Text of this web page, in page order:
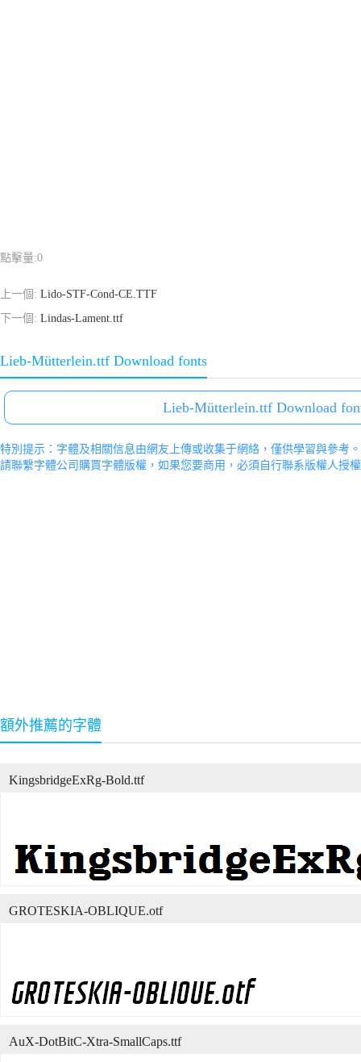
點擊量:0
上一個: Lido-STF-Cond-CE.TTF
下一個: Lindas-Lament.ttf
Lieb-Mütterlein.ttf Download fonts
Lieb-Mütterlein.ttf Download
特別提示：字體及相關信息由網友上傳或收集于網絡，僅供學習與參考
請聯繫字體公司購買字體版權，如果您要商用，必須自行聯系版權人授
額外推薦的字體
KingsbridgeExRg-Bold.ttf
GROTESKIA-OBLIQUE.otf
AuX-DotBitC-Xtra-SmallCaps.ttf